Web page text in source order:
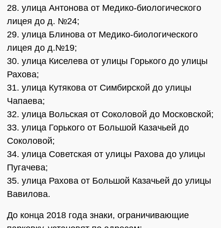
28. улица Антонова от Медико-биологического
лицея до д. №24;
29. улица Блинова от Медико-биологического
лицея до д.№19;
30. улица Киселева от улицы Горького до улицы
Рахова;
31. улица Кутякова от Симбирской до улицы
Чапаева;
32. улица Вольская от Соколовой до Московской;
33. улица Горького от Большой Казачьей до
Соколовой;
34. улица Советская от улицы Рахова до улицы
Пугачева;
35. улица Рахова от Большой Казачьей до улицы
Вавилова.
До конца 2018 года знаки, ограничивающие